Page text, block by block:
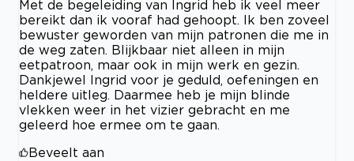
Met de begeleiding van Ingrid heb ik veel meer
bereikt dan ik vooraf had gehoopt. Ik ben zoveel
bewuster geworden van mijn patronen die me in
de weg zaten. Blijkbaar niet alleen in mijn
eetpatroon, maar ook in mijn werk en gezin.
Dankjewel Ingrid voor je geduld, oefeningen en
heldere uitleg. Daarmee heb je mijn blinde
vlekken weer in het vizier gebracht en me
geleerd hoe ermee om te gaan.
Beveelt aan